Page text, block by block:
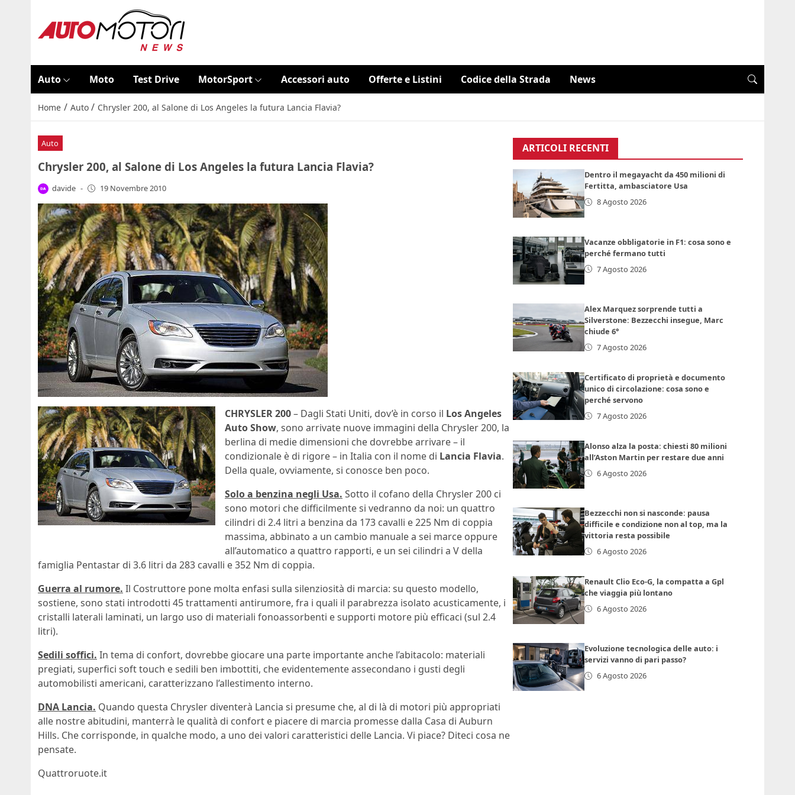
Auto Moto Test Drive MotorSport Accessori auto Offerte e Listini Codice della Strada News
Home / Auto / Chrysler 200, al Salone di Los Angeles la futura Lancia Flavia?
Auto
Chrysler 200, al Salone di Los Angeles la futura Lancia Flavia?
davide - 19 Novembre 2010
CHRYSLER 200– Dagli Stati Uniti, dov’è in corso il Los Angeles
Auto Show, sono arrivate nuove immagini della Chrysler 200, la
berlina di medie dimensioni che dovrebbe arrivare – il
condizionale è di rigore – in Italia con il nome di Lancia Flavia.
Della quale, ovviamente, si conosce ben poco.
Solo a benzina negli Usa. Sotto il cofano della Chrysler 200 ci
sono motori che difficilmente si vedranno da noi: un quattro
cilindri di 2.4 litri a benzina da 173 cavalli e 225 Nm di coppia
massima, abbinato a un cambio manuale a sei marce oppure
all’automatico a quattro rapporti, e un sei cilindri a V della
famiglia Pentastar di 3.6 litri da 283 cavalli e 352 Nm di coppia.
Guerra al rumore. Il Costruttore pone molta enfasi sulla silenziosità di marcia: su questo modello,
sostiene, sono stati introdotti 45 trattamenti antirumore, fra i quali il parabrezza isolato acusticamente, i
cristalli laterali laminati, un largo uso di materiali fonoassorbenti e supporti motore più efficaci (sul 2.4
litri).
Sedili soffici. In tema di confort, dovrebbe giocare una parte importante anche l’abitacolo: materiali
pregiati, superfici soft touch e sedili ben imbottiti, che evidentemente assecondano i gusti degli
automobilisti americani, caratterizzano l’allestimento interno.
DNA Lancia. Quando questa Chrysler diventerà Lancia si presume che, al di là di motori più appropriati
alle nostre abitudini, manterrà le qualità di confort e piacere di marcia promesse dalla Casa di Auburn
Hills. Che corrisponde, in qualche modo, a uno dei valori caratteristici delle Lancia. Vi piace? Diteci cosa ne
pensate.
Quattroruote.it
ARTICOLI RECENTI
Dentro il megayacht da 450 milioni di
Fertitta, ambasciatore Usa
8 Agosto 2026
Vacanze obbligatorie in F1: cosa sono e
perché fermano tutti
7 Agosto 2026
Alex Marquez sorprende tutti a
Silverstone: Bezzecchi insegue, Marc
chiude 6°
7 Agosto 2026
Certificato di proprietà e documento
unico di circolazione: cosa sono e
perché servono
7 Agosto 2026
Alonso alza la posta: chiesti 80 milioni
all’Aston Martin per restare due anni
6 Agosto 2026
Bezzecchi non si nasconde: pausa
difficile e condizione non al top, ma la
vittoria resta possibile
6 Agosto 2026
Renault Clio Eco-G, la compatta a Gpl
che viaggia più lontano
6 Agosto 2026
Evoluzione tecnologica delle auto: i
servizi vanno di pari passo?
6 Agosto 2026